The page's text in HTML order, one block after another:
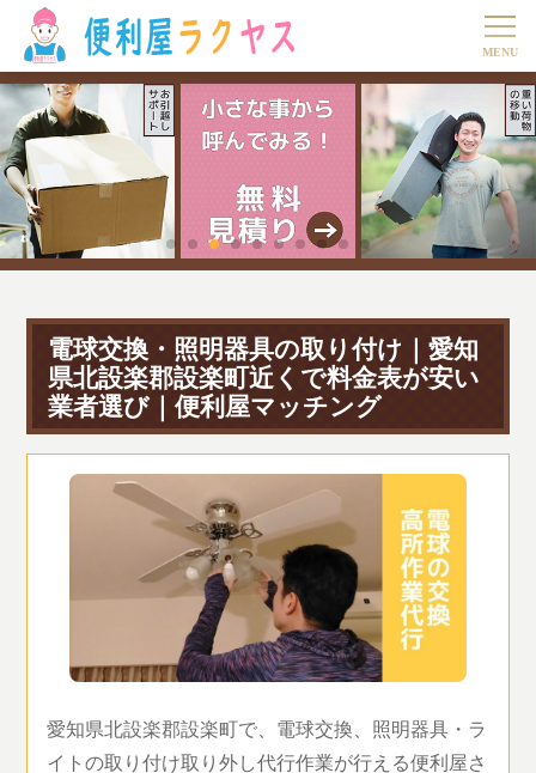
電球交換・照明器具の取り付け｜愛知
県北設楽郡設楽町近くで料金表が安い
業者選び｜便利屋マッチング
愛知県北設楽郡設楽町で、電球交換、照明器具・ラ
イトの取り付け取り外し代行作業が行える便利屋さ